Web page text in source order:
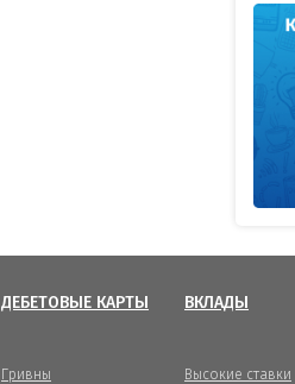
ДЕБЕТОВЫЕ КАРТЫ
Гривны
ВКЛАДЫ
Высокие ставки